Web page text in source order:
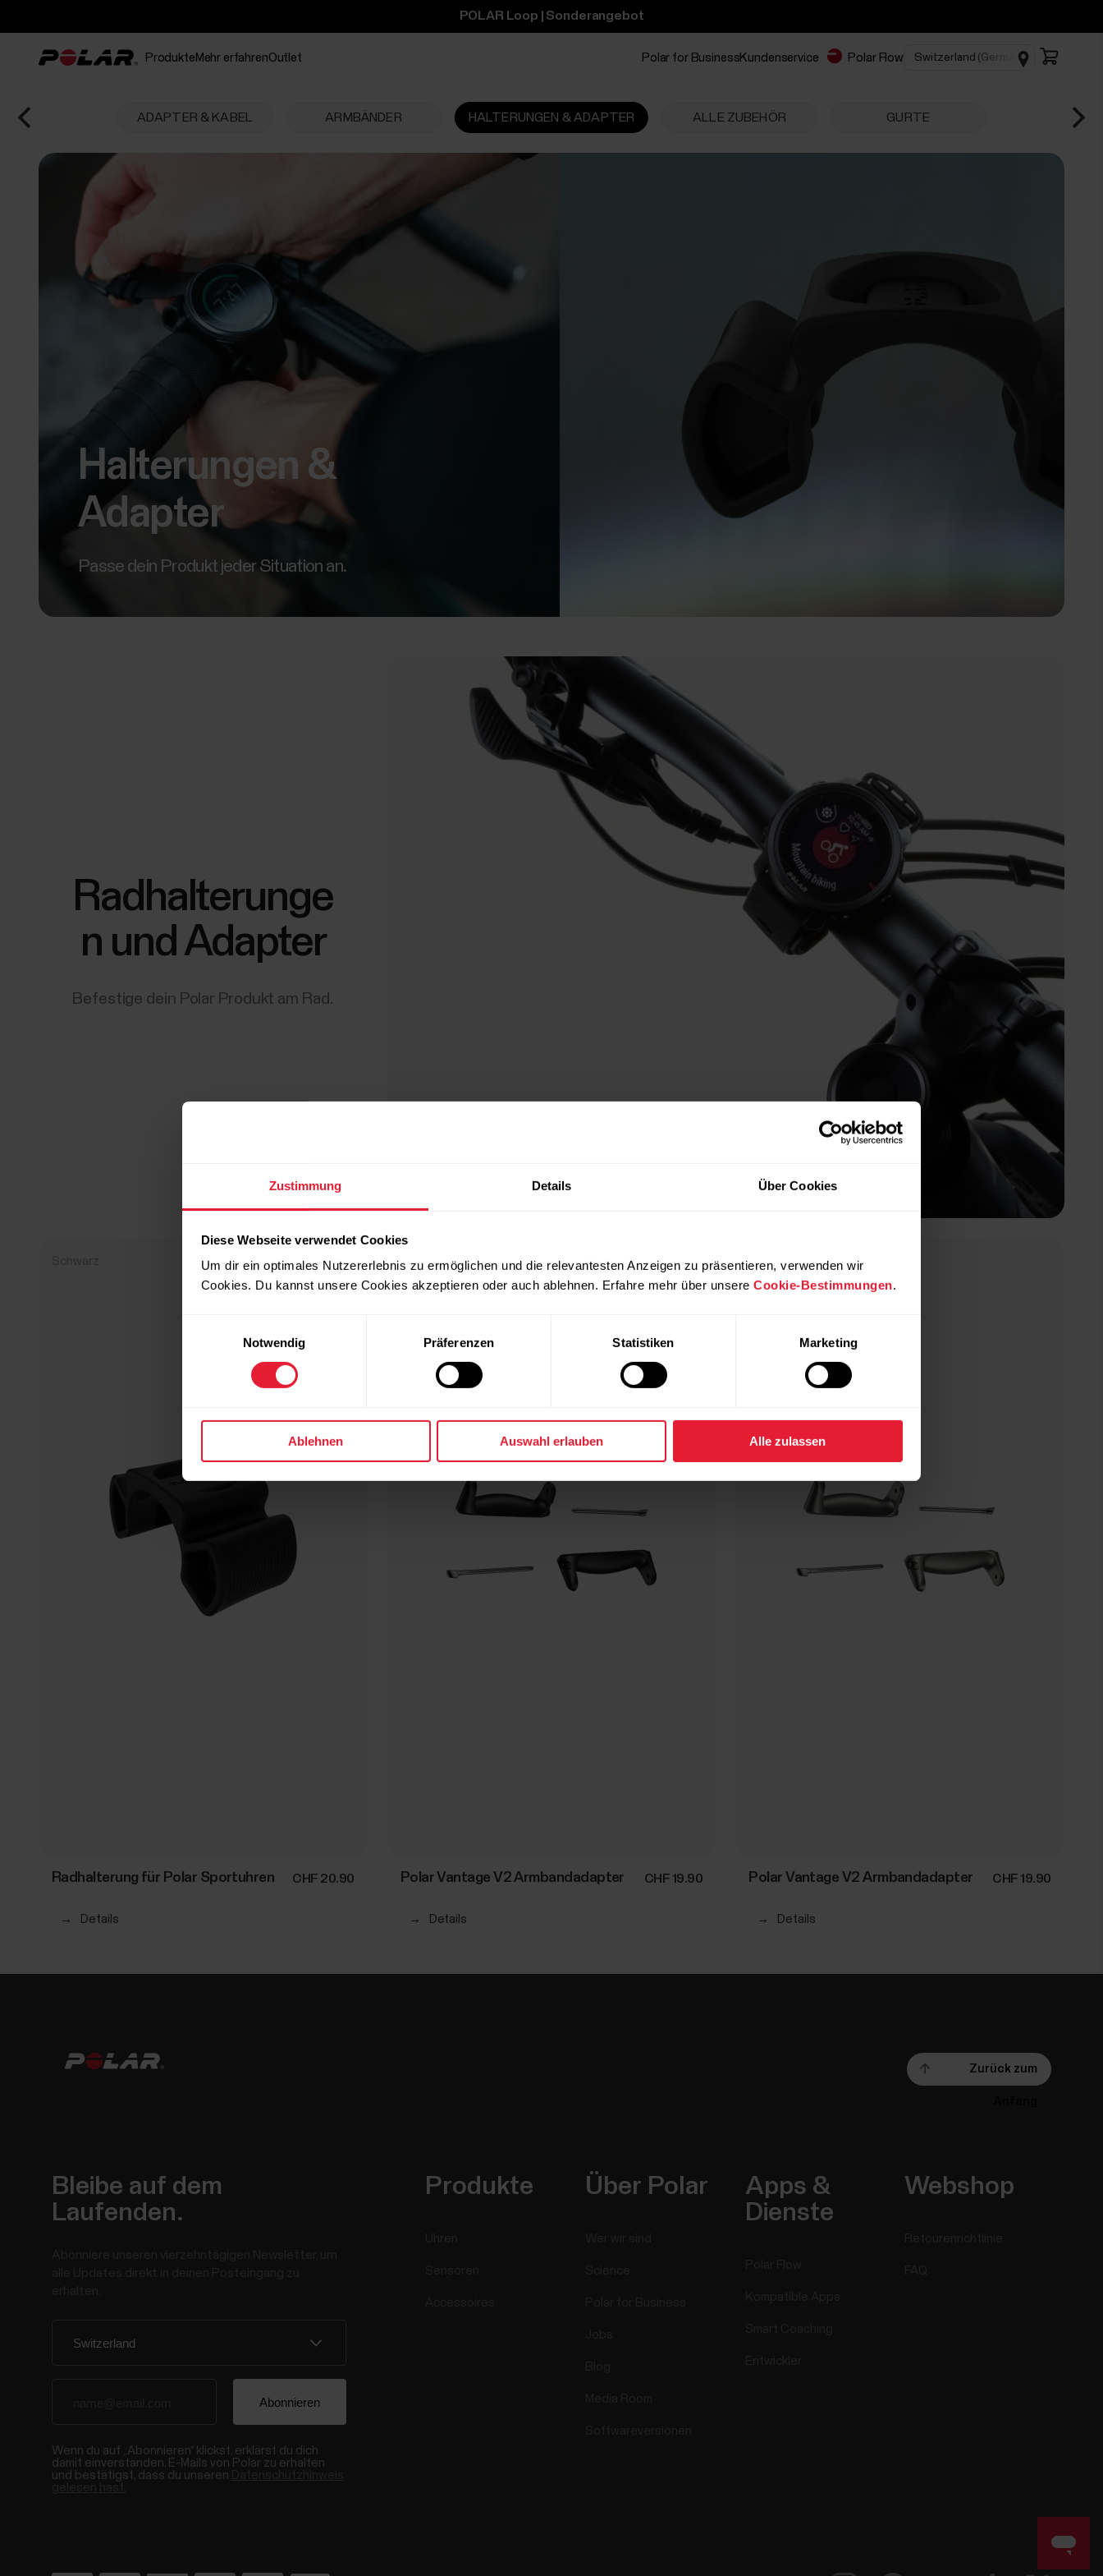
Zustimmung Details Über Cookies
Diese Webseite verwendet Cookies
Um dir ein optimales Nutzererlebnis zu ermöglichen und die relevantesten Anzeigen zu präsentieren, verwenden wir
Cookies. Du kannst unsere Cookies akzeptieren oder auch ablehnen. Erfahre mehr über unsere Cookie-Bestimmungen.
Notwendig
Präferenzen Statistiken Marketing
Ablehnen Auswahl erlauben Alle zulassen
POLAR Loop | Sonderangebot
Produkte Mehr erfahrenOutlet Polar for BusinessKundenservice Polar Flow
ADAPTER & KABEL ARMBÄNDER HALTERUNGEN & ADAPTER ALLE ZUBEHÖR GURTE
Halterungen &
Adapter
Passe dein Produkt jeder Situation an.
Radhalterunge
n und Adapter
Befestige dein Polar Produkt am Rad.
Radhalterung für Polar Sportuhren CHF 20.90
→ Details
Schwarz
Polar Vantage V2 Armbandadapter CHF 19.90
→ Details
Silber
Polar Vantage V2 Armbandadapter CHF 19.90
→ Details
Zurück zum
Bleibe auf dem
Laufenden.
Wenn du auf „Abonnieren“ klickst, erklärst du dich
damit einverstanden, E-Mails von Polar zu erhalten
und bestätigst, dass du unseren
Produkte Über Polar
Apps &
Dienste
Webshop